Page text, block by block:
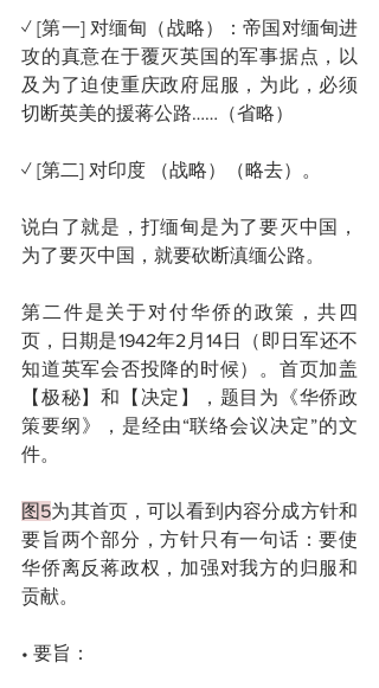
✓ [第一] 对缅甸（战略）：帝国对缅甸进
攻的真意在于覆灭英国的军事据点，以
及为了迫使重庆政府屈服，为此，必须
切断英美的援蒋公路……（省略）
✓ [第二] 对印度 （战略）（略去）。
说白了就是，打缅甸是为了要灭中国，
为了要灭中国，就要砍断滇缅公路。
第二件是关于对付华侨的政策，共四
页，日期是1942年2月14日（即日军还不
知道英军会否投降的时候）。首页加盖
【极秘】和【决定】，题目为《华侨政
策要纲》，是经由“联络会议决定”的文
件。
图5为其首页，可以看到内容分成方针和
要旨两个部分，方针只有一句话：要使
华侨离反蒋政权，加强对我方的归服和
贡献。
• 要旨：